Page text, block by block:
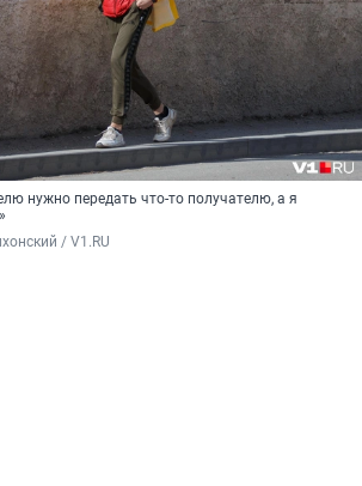
нужно передать что-то получателю, а я
/ V1.RU